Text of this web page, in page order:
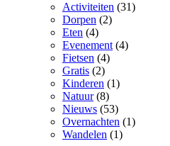
Activiteiten (31)
Dorpen (2)
Eten (4)
Evenement(4)
Fietsen (4)
Gratis (2)
Kinderen (1)
Natuur(8)
Nieuws (53)
Overnachten (1)
Wandelen (1)